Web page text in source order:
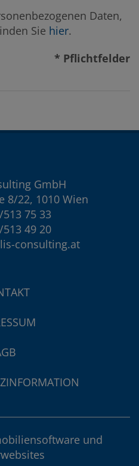
Daten,
Sie hier.
* Pflichtfelder
GmbH
8/22, 1010 Wien
75 33
49 20
consulting.at
und